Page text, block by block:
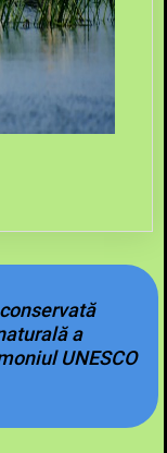
a
UNESCO